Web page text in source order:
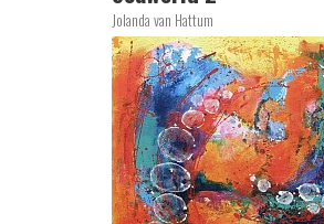
Jolanda van Hattum